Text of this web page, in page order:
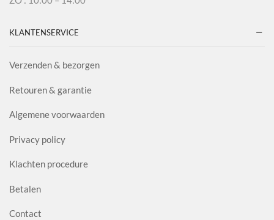
KLANTENSERVICE
Verzenden & bezorgen
Retouren & garantie
Algemene voorwaarden
Privacy policy
Klachten procedure
Betalen
Contact